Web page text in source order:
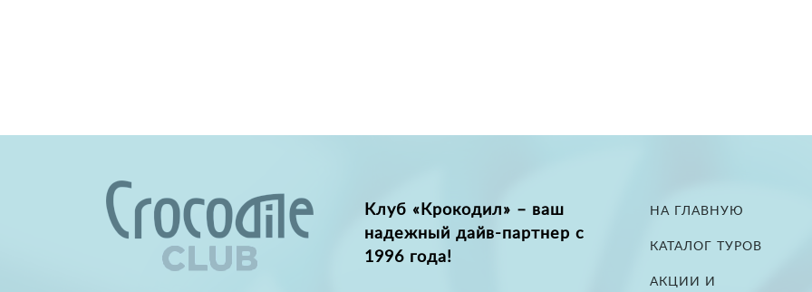
Клуб «Крокодил» – ваш
надежный дайв-партнер с
1996 года!
НА ГЛАВНУЮ
КАТАЛОГ ТУРОВ
АКЦИИ И